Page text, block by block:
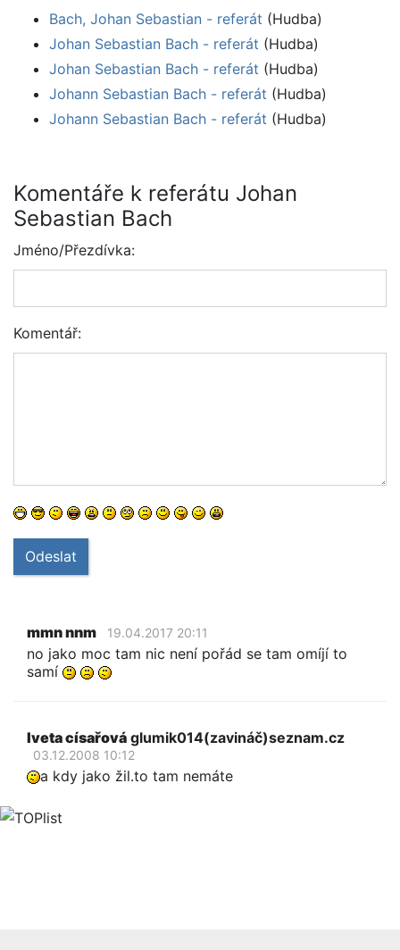
Bach, Johan Sebastian - referát (Hudba)
Johan Sebastian Bach - referát (Hudba)
Johan Sebastian Bach - referát (Hudba)
Johann Sebastian Bach - referát (Hudba)
Johann Sebastian Bach - referát (Hudba)
Komentáře k referátu Johan
Sebastian Bach
Jméno/Přezdívka:
Komentář:
Odeslat
mmn nnm 19.04.2017 20:11
no jako moc tam nic není pořád se tam omíjí to
samí
Iveta císařová glumik014(zavináč)seznam.cz
03.12.2008 10:12
a kdy jako žil.to tam nemáte